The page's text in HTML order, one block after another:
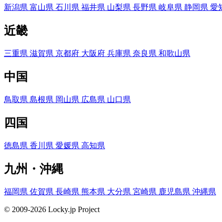
新潟県 富山県 石川県 福井県 山梨県 長野県 岐阜県 静岡県 愛
近畿
三重県 滋賀県 京都府 大阪府 兵庫県 奈良県 和歌山県
中国
鳥取県 島根県 岡山県 広島県 山口県
四国
徳島県 香川県 愛媛県 高知県
九州・沖縄
福岡県 佐賀県 長崎県 熊本県 大分県 宮崎県 鹿児島県 沖縄県
© 2009-2026 Locky.jp Project